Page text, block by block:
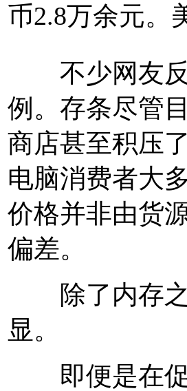
币2.8万余元。
不少网友反
例。存条尽管
商店甚至积压
电脑消费者大
价格并非由货
偏差。
除了内存之
显。
即便是在促